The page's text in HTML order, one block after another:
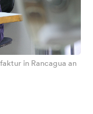
in Rancagua an